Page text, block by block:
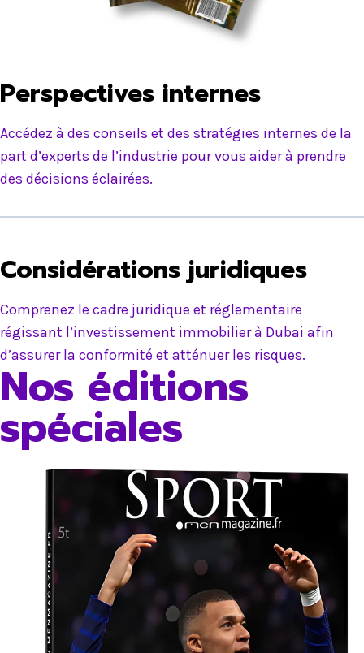
Perspectives internes
Accédez à des conseils et des stratégies internes de la
part d’experts de l’industrie pour vous aider à prendre
des décisions éclairées.
Considérations juridiques
Comprenez le cadre juridique et réglementaire
régissant l’investissement immobilier à Dubai afin
d’assurer la conformité et atténuer les risques.
Nos éditions
spéciales